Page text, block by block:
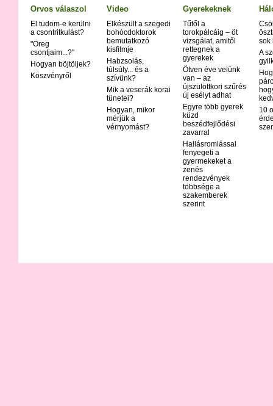
Orvos válaszol
El tudom-e kerülni
a csontritkulást?
"Öreg
csontjaim...?"
Hogyan böjtöljek?
Köszvényről
Video
Elkészült a szegedi
bohócdoktorok
bemutatkozó
kisfilmje
Habzsolás,
túlsúly... és a
szívünk?
Mik a veserák korai
tünetei?
Hogyan, mikor
mérjük a
vérnyomást?
Gyerekeknek
Tűtől a
torokpálcáig – öt
vizsgálat, amitől
rettegnek a
gyerekek
Ötven éve velünk
van – az
újszülöttkori szűrés
új esélyt adhat
Egyre több gyerek
küzd
beszédfejlődési
zavarral
Hallásromlással
fenyegeti a
gyermekeket a
zenés
rendezvények
többsége a
szakemberek
szerint
sok
A
10